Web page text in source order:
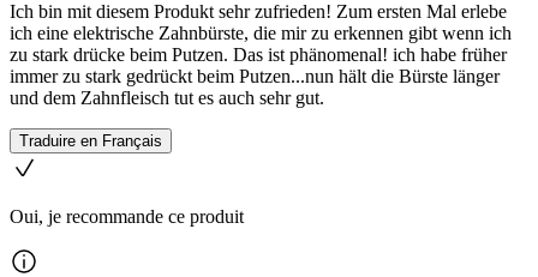
Ich bin mit diesem Produkt sehr zufrieden! Zum ersten Mal erlebe
ich eine elektrische Zahnbürste, die mir zu erkennen gibt wenn ich
zu stark drücke beim Putzen. Das ist phänomenal! ich habe früher
immer zu stark gedrückt beim Putzen...nun hält die Bürste länger
und dem Zahnfleisch tut es auch sehr gut.
Traduire en Français
Oui, je recommande ce produit